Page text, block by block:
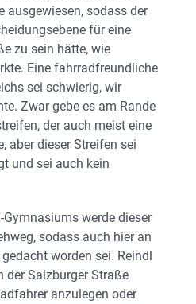
ausgewiesen, sodass der
für eine
zu sein hätte, wie
Eine fahrradfreundliche
sei schwierig, wir
Zwar gebe es am Rande
der auch meist eine
aber dieser Streifen sei
und sei auch kein
werde dieser
sodass auch hier an
worden sei. Reindl
der Salzburger Straße
anzulegen oder